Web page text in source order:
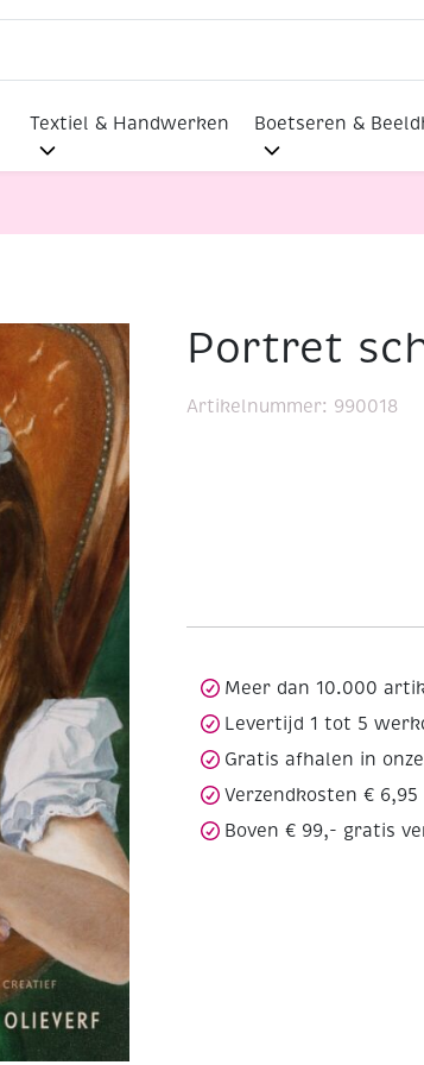
Textiel & Handwerken Boetseren &
Portret
Artikelnummer: 990018
Meer dan 10.000
Levertijd 1 tot 5
Gratis afhalen in
Verzendkosten € 6,95
Boven € 99,- gratis